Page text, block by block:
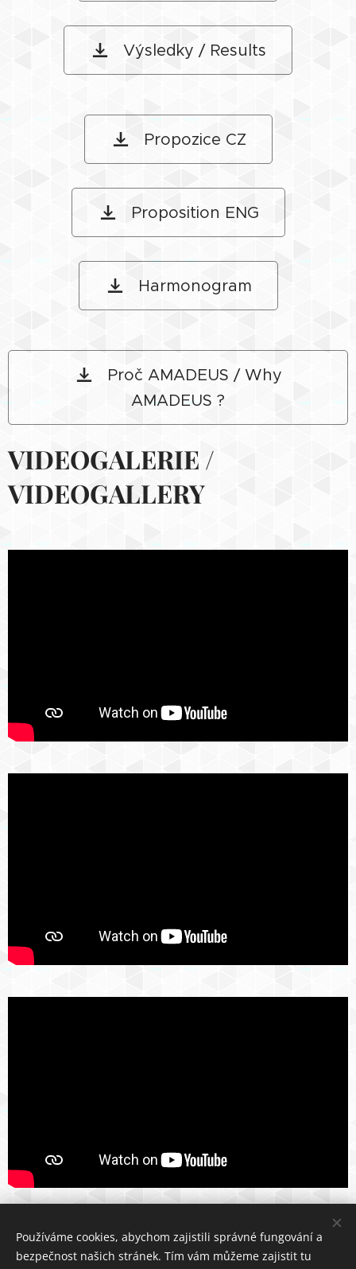
Výsledky / Results
Propozice CZ
Proposition ENG
Harmonogram
Proč AMADEUS / Why
AMADEUS ?
VIDEOGALERIE /
VIDEOGALLERY
2024 Vladimír Halíček
Používáme cookies, abychom zajistili správné fungování a
bezpečnost našich stránek. Tím vám můžeme zajistit tu